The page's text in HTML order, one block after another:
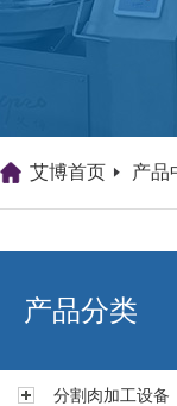
艾博肉类科技（浙江
艾博首页 产品
产品分类
分割肉加工设备